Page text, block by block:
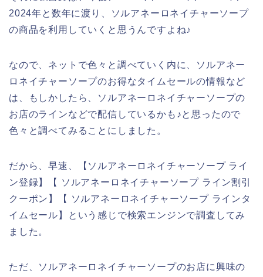
2024年と数年に渡り、ソルアネーロネイチャーソープ
の商品を利用していくと思うんですよね♪
なので、ネットで色々と調べていく内に、ソルアネー
ロネイチャーソープのお得なタイムセールの情報など
は、もしかしたら、ソルアネーロネイチャーソープの
お店のラインなどで配信しているかも♪と思ったので
色々と調べてみることにしました。
だから、早速、【ソルアネーロネイチャーソープ ライ
ン登録】【 ソルアネーロネイチャーソープ ライン割引
クーポン】【 ソルアネーロネイチャーソープ ラインタ
イムセール】という感じで検索エンジンで調査してみ
ました。
ただ、ソルアネーロネイチャーソープのお店に興味の